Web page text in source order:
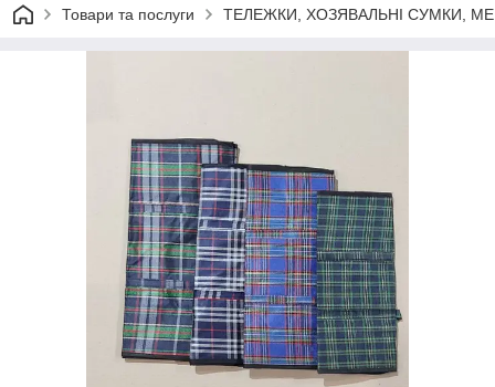
Товари та послуги ТЕЛЕЖКИ, ХОЗЯВАЛЬНІ СУМКИ,